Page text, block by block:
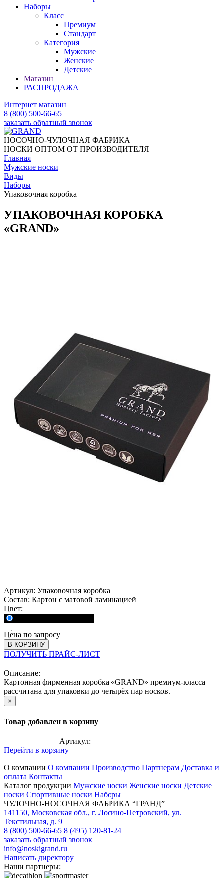
Наборы
Класс
Премиум
Стандарт
Категория
Мужские
Женские
Детские
Магазин
РАСПРОДАЖА
Интернет магазин
8 (800) 500-66-65
заказать обратный звонок
НОСОЧНО-ЧУЛОЧНАЯ ФАБРИКА
НОСКИ ОПТОМ ОТ ПРОИЗВОДИТЕЛЯ
Главная
Мужские носки
Виды
Наборы
Упаковочная коробка
УПАКОВОЧНАЯ КОРОБКА
«GRAND»
Артикул: Упаковочная коробка
Состав: Картон с матовой ламинацией
Цвет:
Цена по запросу
В КОРЗИНУ
ПОЛУЧИТЬ ПРАЙС-ЛИСТ
Описание:
Картонная фирменная коробка «GRAND» премиум-класса
рассчитана для упаковки до четырёх пар носков.
×
Товар добавлен в корзину
Артикул:
Перейти в корзину
О компании О компании Производство Партнерам Доставка и
оплата Контакты
Каталог продукции Мужские носки Женские носки Детские
носки Спортивные носки Наборы
ЧУЛОЧНО-НОСОЧНАЯ ФАБРИКА “ГРАНД”
141150, Московская обл., г. Лосино-Петровский, ул.
Текстильная, д. 9
8 (800) 500-66-65 8 (495) 120-81-24
заказать обратный звонок
info@noskigrand.ru
Написать директору
Наши партнеры: